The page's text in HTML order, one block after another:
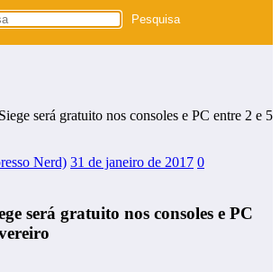
será gratuito nos consoles e PC entre 2 e 5
Nerd) 31 de janeiro de 2017 0
será gratuito nos consoles e PC